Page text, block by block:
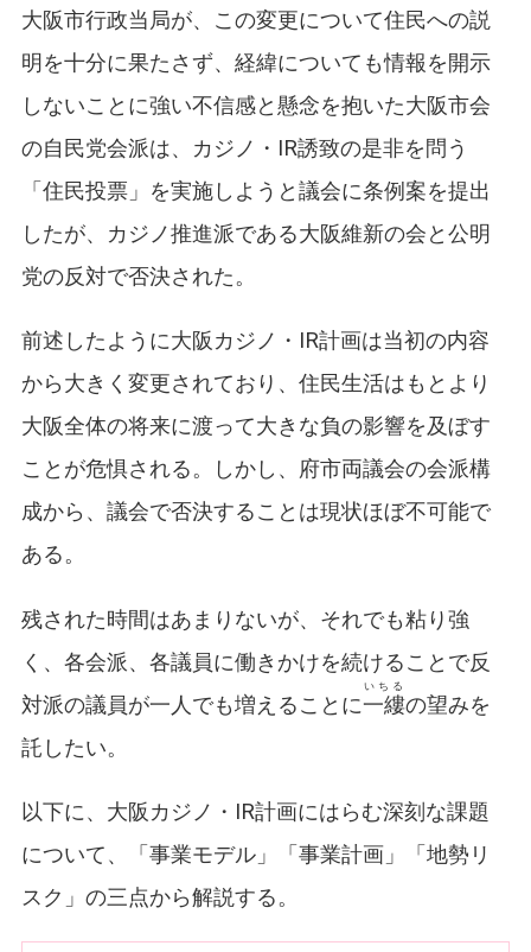
大阪市行政当局が、この変更について住民への説
明を十分に果たさず、経緯についても情報を開示
しないことに強い不信感と懸念を抱いた大阪市会
の自民党会派は、カジノ・IR誘致の是非を問う
「住民投票」を実施しようと議会に条例案を提出
したが、カジノ推進派である大阪維新の会と公明
党の反対で否決された。
前述したように大阪カジノ・IR計画は当初の内容
から大きく変更されており、住民生活はもとより
大阪全体の将来に渡って大きな負の影響を及ぼす
ことが危惧される。しかし、府市両議会の会派構
成から、議会で否決することは現状ほぼ不可能で
ある。
残された時間はあまりないが、それでも粘り強
く、各会派、各議員に働きかけを続けることで反
対派の議員が一人でも増えることに一縷
いちる
の望みを
託したい。
以下に、大阪カジノ・IR計画にはらむ深刻な課題
について、「事業モデル」「事業計画」「地勢リ
スク」の三点から解説する。